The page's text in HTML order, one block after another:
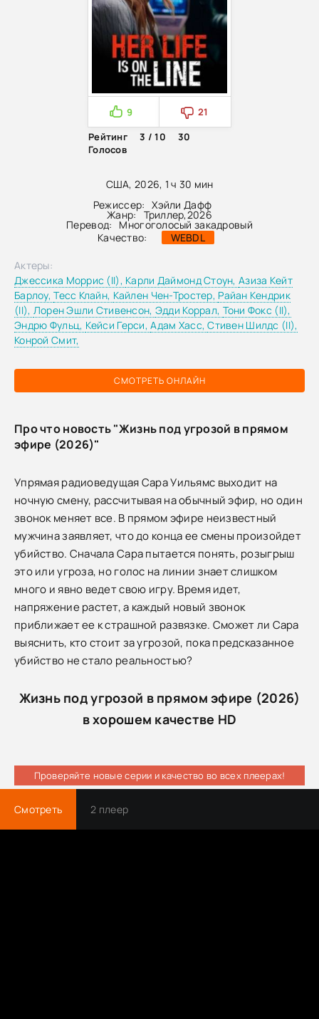
США, 2026, 1 ч 30 мин
Режиссер: Хэйли Дафф
Жанр: Триллер,2026
Перевод:
Многоголосый закадровый
Качество:
WEBDL
9
21
Рейтинг
3 / 10
30
Голосов
СМОТРЕТЬ ОНЛАЙН
Актеры:
Джессика Моррис (II), Карли Даймонд Стоун,Азиза Кейт
Барлоу,Тесс Клайн, Кайлен Чен-Тростер, Райан Кендрик
(II), Лорен Эшли Стивенсон, Эдди Коррал, Тони Фокс (II),
Эндрю Фульц, Кейси Герси,Адам Хасс,Стивен Шилдс (II),
Конрой Смит,
Про что новость "Жизнь под угрозой в прямом
эфире (2026)"
Упрямая радиоведущая Сара Уильямс выходит на
ночную смену, рассчитывая на обычный эфир, но один
звонок меняет все. В прямом эфире неизвестный
мужчина заявляет, что до конца ее смены произойдет
убийство. Сначала Сара пытается понять, розыгрыш
это или угроза, но голос на линии знает слишком
много и явно ведет свою игру. Время идет,
напряжение растет, а каждый новый звонок
приближает ее к страшной развязке. Сможет ли Сара
выяснить, кто стоит за угрозой, пока предсказанное
убийство не стало реальностью?
Жизнь под угрозой в прямом эфире (2026)
в хорошем качестве HD
Проверяйте новые серии и качество во всех плеерах!
Смотреть 2 плеер